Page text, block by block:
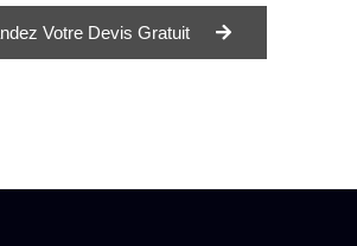
Votre Devis Gratuit